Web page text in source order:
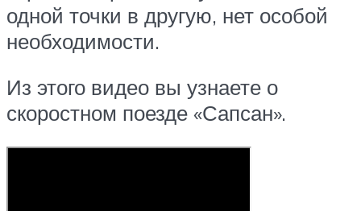
одной точки в другую, нет особой
необходимости.
Из этого видео вы узнаете о
скоростном поезде «Сапсан».